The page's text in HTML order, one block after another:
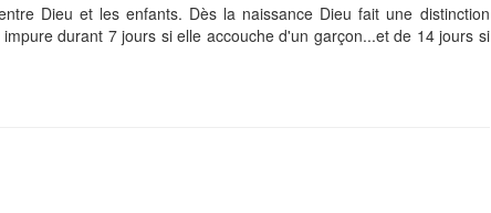
Dieu et les enfants. Dès la naissance Dieu fait une distinction
durant 7 jours si elle accouche d'un garçon...et de 14 jours si